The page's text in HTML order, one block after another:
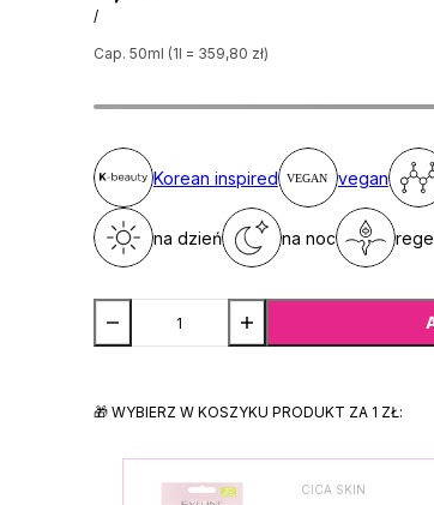
/
Cap. 50ml (1l = 359,80 zł)
Korean inspired
na dzień na noc
vegan
🎁 WYBIERZ W KOSZYKU PRODUKT ZA 1 ZŁ:
CICA SKIN